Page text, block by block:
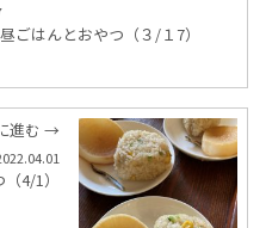
ごはんとおやつ（３/１7）
進む →
4/1）